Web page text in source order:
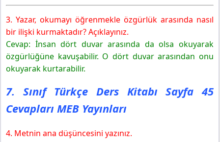
3. Yazar, okumayı öğrenmekle özgürlük arasında nasıl
bir ilişki kurmaktadır? Açıklayınız.
Cevap: İnsan dört duvar arasında da olsa okuyarak
özgürlüğüne kavuşabilir. O dört duvar arasından onu
okuyarak kurtarabilir.
7. Sınıf Türkçe Ders Kitabı Sayfa 45
Cevapları MEB Yayınları
4. Metnin ana düşüncesini yazınız.